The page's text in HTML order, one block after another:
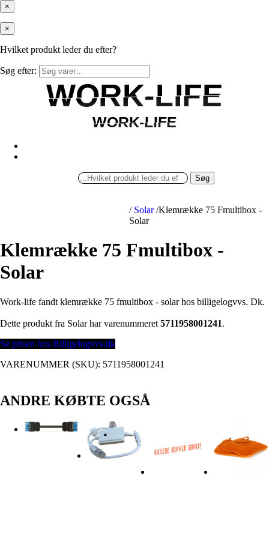
×
×
Hvilket produkt leder du efter?
Søg efter:
WORK-LIFE
WORK-LIFE
WORK-LIFE
WORK-LIFE
Søg
/ Solar /Klemrække 75 Fmultibox -
Solar
Klemrække 75 Fmultibox -
Solar
Work-life fandt klemrække 75 fmultibox - solar hos billigelogvvs. Dk.
Dette produkt fra Solar har varenummeret 5711958001241.
Se prisen hos Billigelogvvs.dk
VARENUMMER (SKU): 5711958001241
ANDRE KØBTE OGSÅ